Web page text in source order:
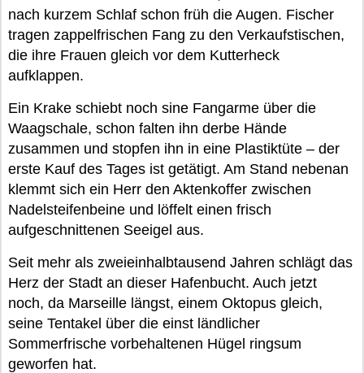
nach kurzem Schlaf schon früh die Augen. Fischer
tragen zappelfrischen Fang zu den Verkaufstischen,
die ihre Frauen gleich vor dem Kutterheck
aufklappen.
Ein Krake schiebt noch sine Fangarme über die
Waagschale, schon falten ihn derbe Hände
zusammen und stopfen ihn in eine Plastiktüte – der
erste Kauf des Tages ist getätigt. Am Stand nebenan
klemmt sich ein Herr den Aktenkoffer zwischen
Nadelsteifenbeine und löffelt einen frisch
aufgeschnittenen Seeigel aus.
Seit mehr als zweieinhalbtausend Jahren schlägt das
Herz der Stadt an dieser Hafenbucht. Auch jetzt
noch, da Marseille längst, einem Oktopus gleich,
seine Tentakel über die einst ländlicher
Sommerfrische vorbehaltenen Hügel ringsum
geworfen hat.